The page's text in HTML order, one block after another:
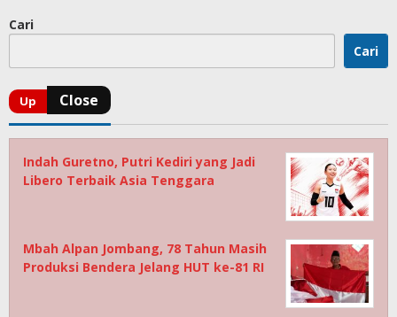
Cari
Cari
Indah Guretno, Putri Kediri yang Jadi
Libero Terbaik Asia Tenggara
Mbah Alpan Jombang, 78 Tahun Masih
Produksi Bendera Jelang HUT ke-81 RI